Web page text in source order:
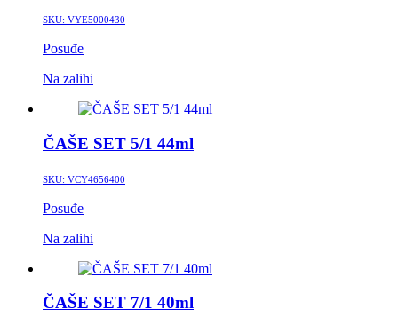
SKU: VYE5000430
Posuđe
Na zalihi
ČAŠE SET 5/1 44ml
SKU: VCY4656400
Posuđe
Na zalihi
ČAŠE SET 7/1 40ml